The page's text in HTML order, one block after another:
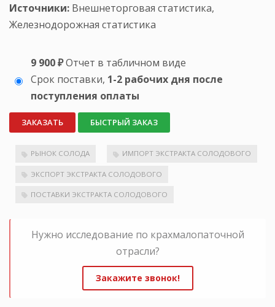
Источники: Внешнеторговая статистика,
Железнодорожная статистика
9 900 ₽Отчет в табличном виде
Срок поставки, 1-2 рабочих дня после
поступления оплаты
ЗАКАЗАТЬ БЫСТРЫЙ ЗАКАЗ
РЫНОК СОЛОДА ИМПОРТ ЭКСТРАКТА СОЛОДОВОГО
ЭКСПОРТ ЭКСТРАКТА СОЛОДОВОГО
ПОСТАВКИ ЭКСТРАКТА СОЛОДОВОГО
Нужно исследование по крахмалопаточной
отрасли?
Закажите звонок!